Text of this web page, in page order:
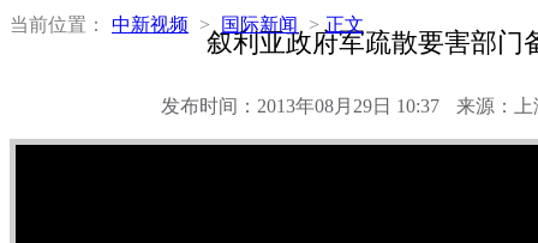
当前位置： 中新视频 > 国际新闻 > 正文
叙利亚政府军疏散要害部门
发布时间：2013年08月29日 10:37 来源：上